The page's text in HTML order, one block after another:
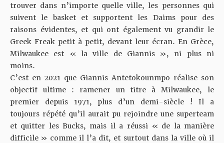
trouver dans n’importe quelle ville, les personnes qui
suivent le basket et supportent les Daims pour des
raisons évidentes, et qui ont également vu grandir le
Greek Freak petit à petit, devant leur écran. En Grèce,
Milwaukee est « la ville de Giannis », ni plus ni
moins.
C’est en 2021 que Giannis Antetokounmpo réalise son
objectif ultime : ramener un titre à Milwaukee, le
premier depuis 1971, plus d’un demi-siècle ! Il a
toujours répété qu’il aurait pu rejoindre une superteam
et quitter les Bucks, mais il a réussi « de la manière
difficile » comme il l’a dit, et surtout dans la ville où il